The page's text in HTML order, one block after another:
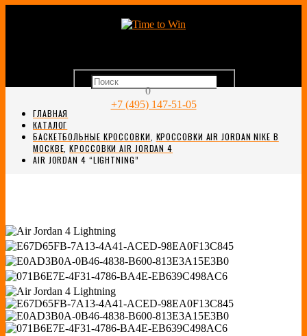
0
+7 (495) 147-51-05
ГЛАВНАЯ
КАТАЛОГ
БАСКЕТБОЛЬНЫЕ КРОССОВКИ КРОССОВКИ AIR JORDAN NIKE В
МОСКВЕ ,КРОССОВКИ AIR JORDAN 4
AIR JORDAN 4 “LIGHTNING”